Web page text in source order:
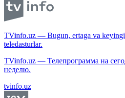
TVinfo.uz — Bugun, ertaga va keyingi
teledasturlar.
TVinfo.uz — Телепрограмма на
неделю.
tvinfo.uz